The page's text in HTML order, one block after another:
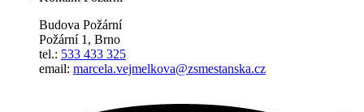
Budova Požární
Požární 1, Brno
tel.: 533 433 325
email: marcela.vejmelkova@zsmestanska.cz